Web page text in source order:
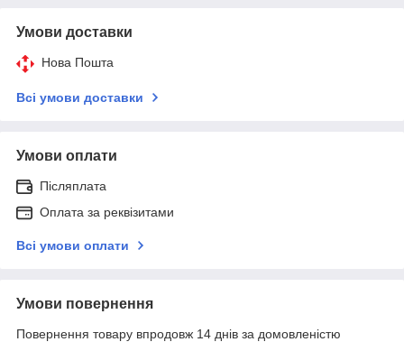
Умови доставки
Нова Пошта
Всі умови доставки
Умови оплати
Післяплата
Оплата за реквізитами
Всі умови оплати
Умови повернення
Повернення товару впродовж 14 днів за домовленістю